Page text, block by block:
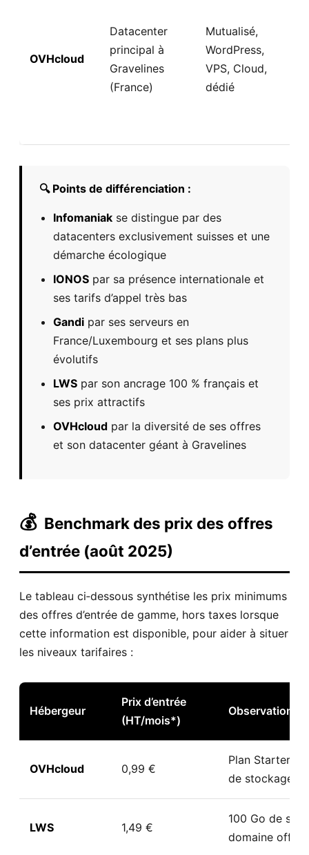
OVHcloud
Datacenter
principal à
Gravelines
(France)
Mutualisé,
WordPress,
VPS, Cloud,
dédié
🔍 Points de différenciation :
Infomaniak se distingue par des
datacenters exclusivement suisses et une
démarche écologique
IONOS par sa présence internationale et
ses tarifs d’appel très bas
Gandi par ses serveurs en
France/Luxembourg et ses plans plus
évolutifs
LWS par son ancrage 100 % français et
ses prix attractifs
OVHcloud par la diversité de ses offres
et son datacenter géant à Gravelines
💰 Benchmark des prix des offres
d’entrée (août 2025)
Le tableau ci‑dessous synthétise les prix minimums
des offres d’entrée de gamme, hors taxes lorsque
cette information est disponible, pour aider à situer
les niveaux tarifaires :
Hébergeur
Prix d’entrée
(HT/mois*)
Observations
OVHcloud 0,99 €
Plan Starter
de stockage
LWS 1,49 €
100 Go de
domaine offert